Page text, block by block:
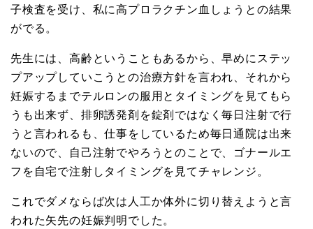
子検査を受け、私に高プロラクチン血しょうとの結果
がでる。
先生には、高齢ということもあるから、早めにステッ
プアップしていこうとの治療方針を言われ、それから
妊娠するまでテルロンの服用とタイミングを見てもら
うも出来ず、排卵誘発剤を錠剤ではなく毎日注射で行
うと言われるも、仕事をしているため毎日通院は出来
ないので、自己注射でやろうとのことで、ゴナールエ
フを自宅で注射しタイミングを見てチャレンジ。
これでダメならば次は人工か体外に切り替えようと言
われた矢先の妊娠判明でした。